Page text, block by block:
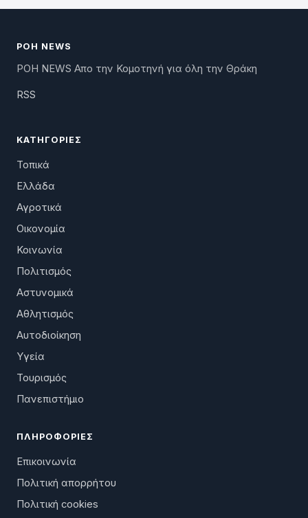
ΡΟΗ NEWS
ΡΟΗ NEWS Απο την Κομοτηνή για όλη την Θράκη
RSS
ΚΑΤΗΓΟΡΊΕΣ
Τοπικά
Ελλάδα
Αγροτικά
Οικονομία
Κοινωνία
Πολιτισμός
Αστυνομικά
Αθλητισμός
Αυτοδιοίκηση
Υγεία
Τουρισμός
Πανεπιστήμιο
ΠΛΗΡΟΦΟΡΊΕΣ
Επικοινωνία
Πολιτική απορρήτου
Πολιτική cookies